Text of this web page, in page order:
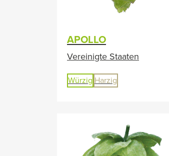
APOLLO
Vereinigte Staaten
Würzig Harzig